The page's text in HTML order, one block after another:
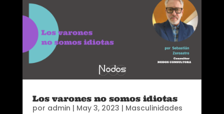
Los varones no somos idiotas
por admin | May 3, 2023 | Masculinidades